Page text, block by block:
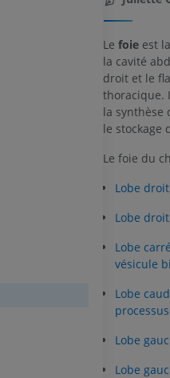
Le foieest
la cavité
droit et le
thoracique.
la synthèse
le stockage
Le foie du
Lobe
Lobe
Lobe carré
vésicule
Lobe
Lobe
Lobe